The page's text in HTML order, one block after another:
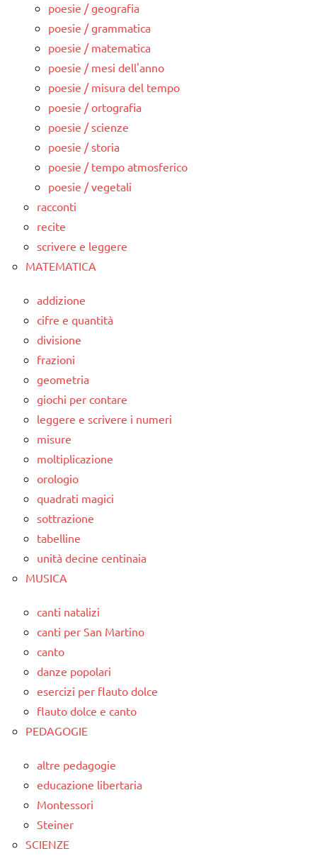
poesie / geografia
poesie / grammatica
poesie / matematica
poesie / mesi dell'anno
poesie / misura del tempo
poesie / ortografia
poesie / scienze
poesie / storia
poesie / tempo atmosferico
poesie / vegetali
racconti
recite
scrivere e leggere
MATEMATICA
addizione
cifre e quantità
divisione
frazioni
geometria
giochi per contare
leggere e scrivere i numeri
misure
moltiplicazione
orologio
quadrati magici
sottrazione
tabelline
unità decine centinaia
MUSICA
canti natalizi
canti per San Martino
canto
danze popolari
esercizi per flauto dolce
flauto dolce e canto
PEDAGOGIE
altre pedagogie
educazione libertaria
Montessori
Steiner
SCIENZE